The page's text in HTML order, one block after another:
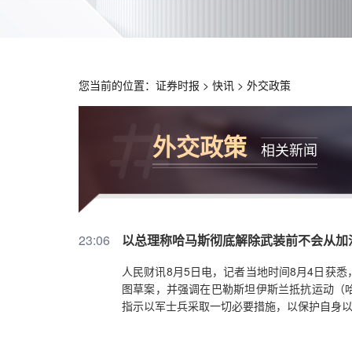
您当前的位置： 证券时报 > 快讯 > 外交政策
外交政策 相关新闻
23:06 以总理称哈马斯彻底解除武装前不会从加
人民财讯8月5日电，记者当地时间8月4日获
图草案，并强调在巴勒斯坦伊斯兰抵抗运动
指示以军士兵采取一切必要措施，以保护自身